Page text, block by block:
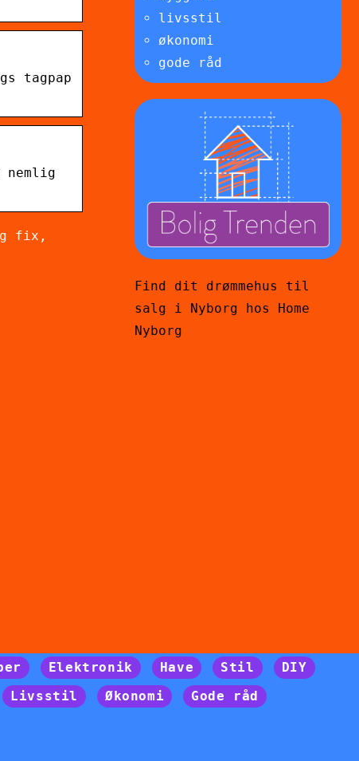
tagpap
fix,
livsstil
økonomi
gode råd
Find dit drømmehus til
salg i Nyborg hos Home
Nyborg
Elektronik Have Stil
DIY
Livsstil Økonomi Gode råd